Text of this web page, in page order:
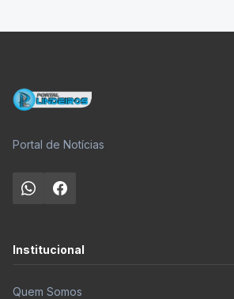
Portal de Notícias
Institucional
Quem Somos